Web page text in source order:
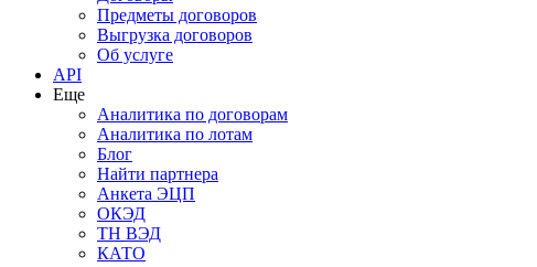
Предметы договоров
Выгрузка договоров
Об услуге
API
Еще
Аналитика по договорам
Аналитика по лотам
Блог
Найти партнера
Анкета ЭЦП
ОКЭД
ТН ВЭД
КАТО